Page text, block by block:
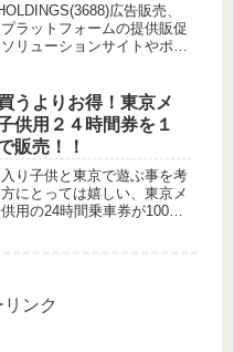
広告販売、
ラットフォームの提供販促
リューションサイトやポイ
ント交換サイト「Pex」を
てるのはここ...
うよりお得！東京メ
供用２４時間券を１
販売！！
り子供と東京で遊ぶ事を考
にとっては嬉しい、東京メ
用の24時間乗車券が100円
ンク